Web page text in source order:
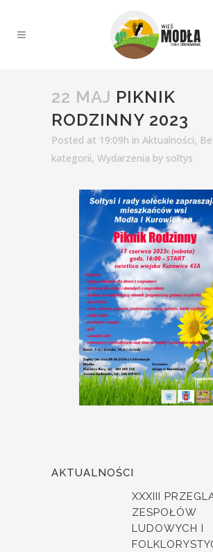
22 MAJ PIKNIK
RODZINNY 2023
Posted at 19:09h in Aktualności,
kategorii, Wydarzenia by soltys
AKTUALNOŚCI
XXXIII
ZESPOŁÓW
LUDOWYCH I